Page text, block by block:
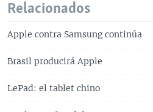
Relacionados
Apple contra Samsung continúa
Brasil producirá Apple
LePad: el tablet chino